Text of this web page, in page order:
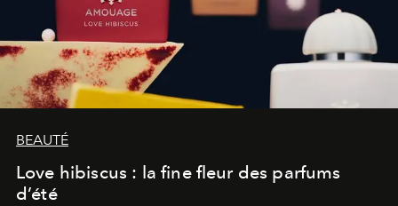
BEAUTÉ
Love hibiscus : la fine fleur des parfums
d’été